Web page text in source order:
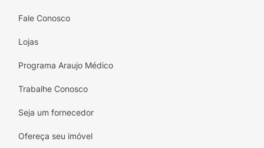
Fale Conosco
Lojas
Programa Araujo Médico
Trabalhe Conosco
Seja um fornecedor
Ofereça seu imóvel